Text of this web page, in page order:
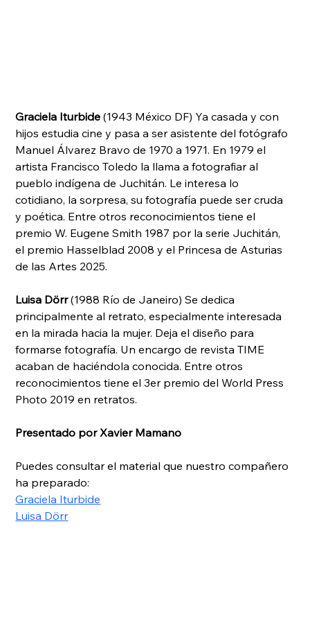
Graciela Iturbide (1943 México DF) Ya casada y con
hijos estudia cine y pasa a ser asistente del fotógrafo
Manuel Álvarez Bravo de 1970 a 1971. En 1979 el
artista Francisco Toledo la llama a fotografiar al
pueblo indígena de Juchitán. Le interesa lo
cotidiano, la sorpresa, su fotografía puede ser cruda
y poética. Entre otros reconocimientos tiene el
premio W. Eugene Smith 1987 por la serie Juchitán,
el premio Hasselblad 2008 y el Princesa de Asturias
de las Artes 2025.
Luisa Dörr (1988 Río de Janeiro) Se dedica
principalmente al retrato, especialmente interesada
en la mirada hacia la mujer. Deja el diseño para
formarse fotografía. Un encargo de revista TIME
acaban de haciéndola conocida. Entre otros
reconocimientos tiene el 3er premio del World Press
Photo 2019 en retratos.
Presentado por Xavier Mamano
Puedes consultar el material que nuestro compañero
ha preparado:
Graciela Iturbide
Luisa Dörr